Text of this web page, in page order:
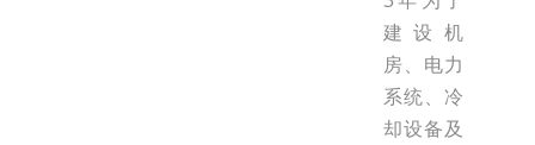
建设机
房、电力
系统、冷
却设备及